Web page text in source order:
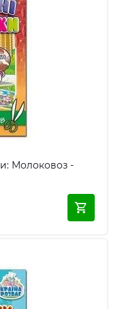
Молоковоз -